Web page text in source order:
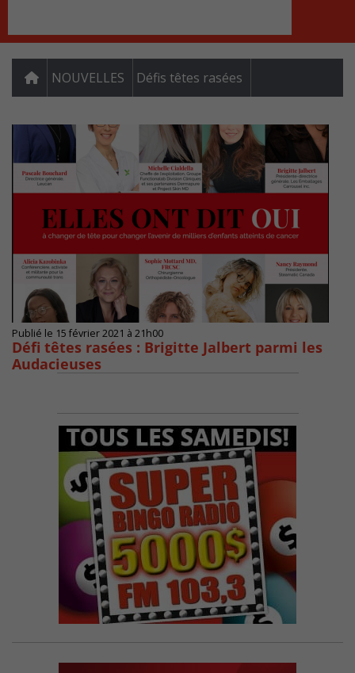
NOUVELLES Défis têtes rasées
Publié le 15 février 2021 à 21h00
Défi têtes rasées : Brigitte Jalbert parmi les
Audacieuses